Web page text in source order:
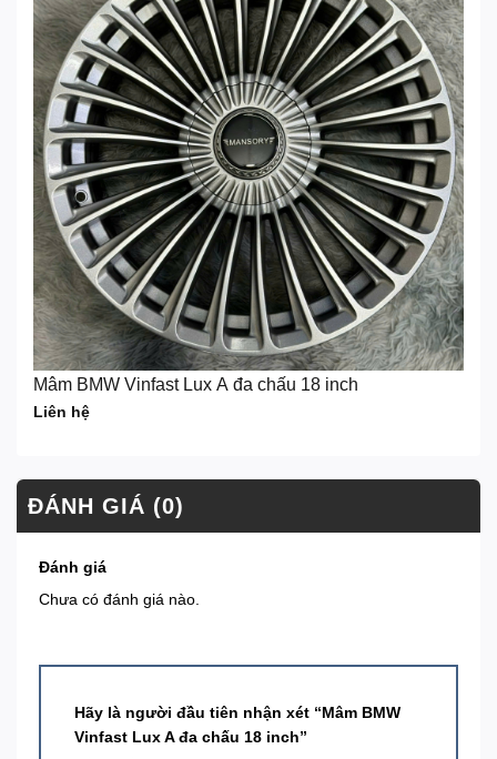
Mâm BMW Vinfast Lux A đa chấu 18 inch
Liên hệ
ĐÁNH GIÁ (0)
Đánh giá
Chưa có đánh giá nào.
Hãy là người đầu tiên nhận xét “Mâm BMW
Vinfast Lux A đa chấu 18 inch”